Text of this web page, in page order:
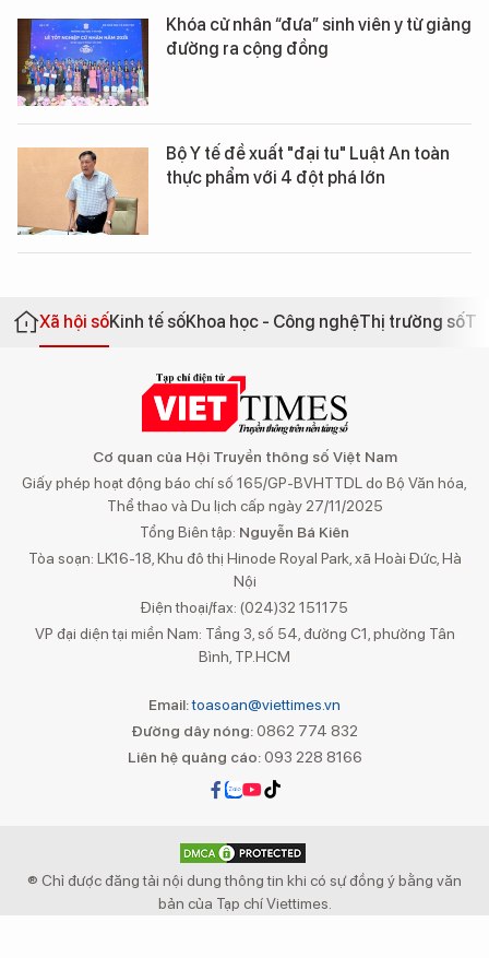
Khóa cử nhân “đưa” sinh viên y từ giảng
đường ra cộng đồng
Bộ Y tế đề xuất "đại tu" Luật An toàn
thực phẩm với 4 đột phá lớn
Xã hội sốKinh tế sốKhoa học - Công nghệThị trường số
Cơ quan của Hội Truyền thông số Việt Nam
Giấy phép hoạt động báo chí số 165/GP-BVHTTDL do Bộ Văn hóa,
Thể thao và Du lịch cấp ngày 27/11/2025
Tổng Biên tập: Nguyễn Bá Kiên
Tòa soạn: LK16-18, Khu đô thị Hinode Royal Park, xã Hoài Đức, Hà
Nội
Điện thoại/fax: (024)32 151175
VP đại diện tại miền Nam: Tầng 3, số 54, đường C1, phường Tân
Bình, TP.HCM
Email:toasoan@viettimes.vn
Đường dây nóng: 0862 774 832
Liên hệ quảng cáo:093 228 8166
® Chỉ được đăng tải nội dung thông tin khi có sự đồng ý bằng văn
bản của Tạp chí Viettimes.